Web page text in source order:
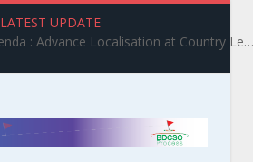
LATEST UPDATE
Implement the Agenda : Advance Localisation at Country Level_ BDCSO COAST 2025 Survey Report Findings on the Grand Bargain 3.0 Implementation